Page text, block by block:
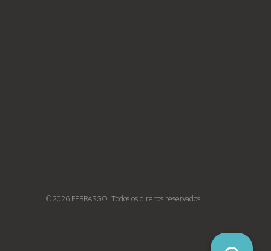
© 2026 FEBRASGO. Todos os direitos reservados.